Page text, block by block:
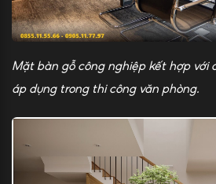
Mặt bàn gỗ công nghiệp kết hợp với
áp dụng trong thi công văn phòng.